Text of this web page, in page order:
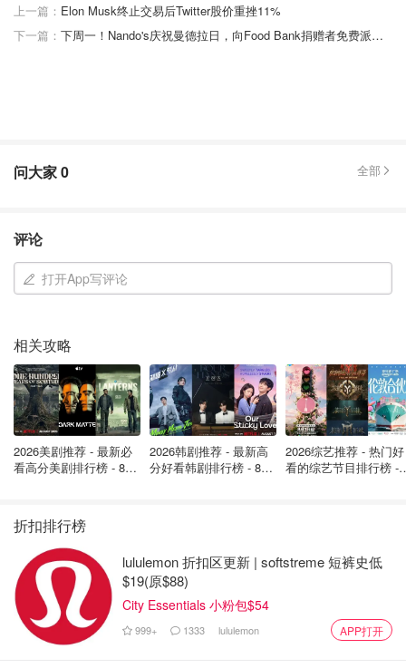
上一篇： Elon Musk终止交易后Twitter股价重挫11%
下一篇：
下周一！Nando's庆祝曼德拉日，向Food Bank捐赠者免费派发鸡肉和薯条！全加拿大分店都适用！
问大家0 全部
评论
打开App写评论
相关攻略
2026美剧推荐 - 最新必
看高分美剧排行榜 - 8月
2026韩剧推荐 - 最新高
分好看韩剧排行榜 - 8月
2026综艺推荐 - 热门好
看的综艺节目排行榜 -
折扣排行榜
lululemon 折扣区更新 | softstreme 短裤史低
$19(原$88)
City Essentials 小粉包$54
999+ 1333 lululemon APP打开